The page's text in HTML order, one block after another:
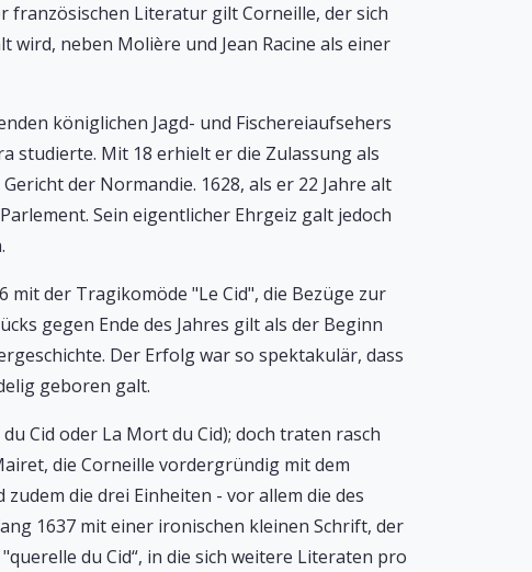
französischen Literatur gilt Corneille, der sich
neben Molière und Jean Racine als einer
königlichen Jagd- und Fischereiaufsehers
studierte. Mit 18 erhielt er die Zulassung als
der Normandie. 1628, als er 22 Jahre alt
Sein eigentlicher Ehrgeiz galt jedoch
der Tragikomöde "Le Cid", die Bezüge zur
gegen Ende des Jahres gilt als der Beginn
Der Erfolg war so spektakulär, dass
geboren galt.
Cid oder La Mort du Cid); doch traten rasch
die Corneille vordergründig mit dem
die drei Einheiten - vor allem die des
1637 mit einer ironischen kleinen Schrift, der
du Cid“, in die sich weitere Literaten pro